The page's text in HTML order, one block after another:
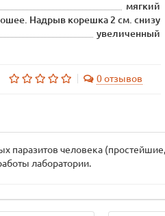
мягкий
Надрыв корешка 2 см. снизу
увеличенный
0 отзывов
паразитов человека
лаборатории.